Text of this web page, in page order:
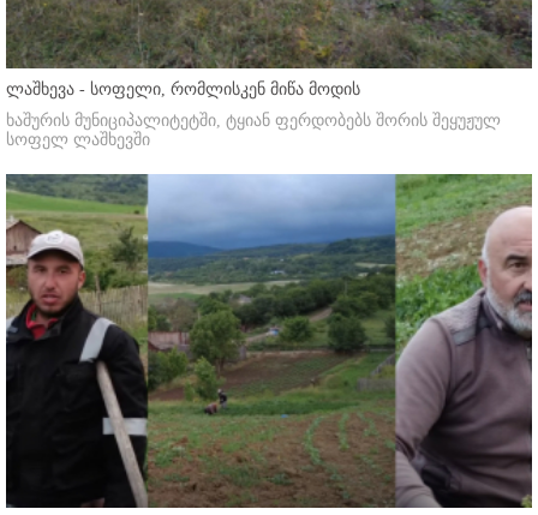
ლაშხევა - სოფელი, რომლისკენ მიწა მოდის
ხაშურის მუნიციპალიტეტში, ტყიან ფერდობებს შორის შეყუჟულ
სოფელ ლაშხევში